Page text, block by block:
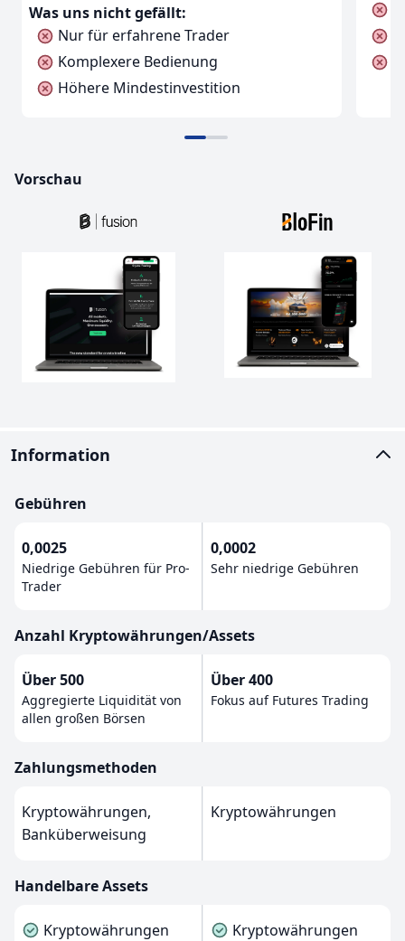
Was uns nicht gefällt:
Nur für erfahrene Trader
Komplexere Bedienung
Höhere Mindestinvestition
Vorschau
Information
Gebühren
0,0025
Niedrige Gebühren für Pro-
Trader
0,0002
Sehr niedrige Gebühren
Anzahl Kryptowährungen/Assets
Über 500
Aggregierte Liquidität von
allen großen Börsen
Über 400
Fokus auf Futures Trading
Zahlungsmethoden
Kryptowährungen,
Banküberweisung
Kryptowährungen
Handelbare Assets
Kryptowährungen
Kryptowährungen